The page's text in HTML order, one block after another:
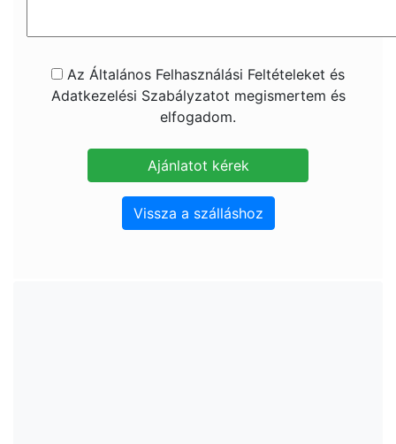
Az Általános Felhasználási Feltételeket és
Adatkezelési Szabályzatot megismertem és
elfogadom.
Vissza a szálláshoz